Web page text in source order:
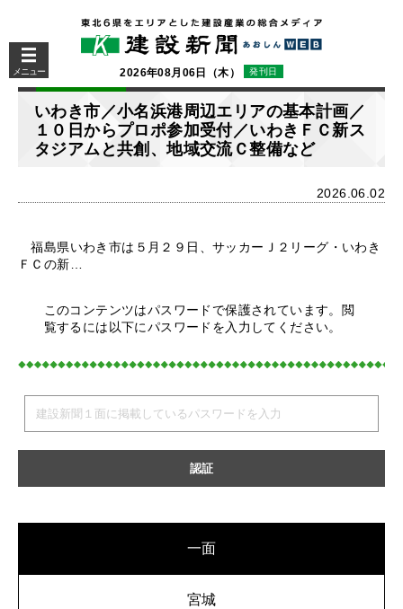
メニュー 2026年08月06日（木） 発刊日
いわき市／小名浜港周辺エリアの基本計画／
１０日からプロポ参加受付／いわきＦＣ新ス
タジアムと共創、地域交流Ｃ整備など
2026.06.02
福島県いわき市は５月２９日、サッカーＪ２リーグ・いわき
ＦＣの新…
このコンテンツはパスワードで保護されています。閲
覧するには以下にパスワードを入力してください。
一面
宮城